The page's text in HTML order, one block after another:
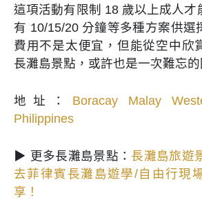
這項活動有限制 18 歲以上成人才
有 10/15/20 分鐘等多種方案供選
費用不是太便宜，但能從空中欣
長灘島景點，或許也是一次難忘的
地址： Boracay Malay
Philippines
▶ 更多長灘島景點： 長灘島旅遊
去菲律賓長灘島遊學/自由行現
享！